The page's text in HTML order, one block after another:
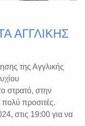
ΑΓΓΛΙΚΗΣ
της Αγγλικής
στρατό, στην
πολύ προσιτές.
στις 19:00 για να